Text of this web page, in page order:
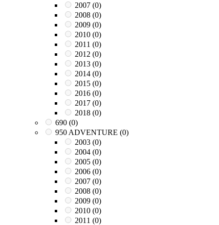
2007 (0)
2008 (0)
2009 (0)
2010 (0)
2011 (0)
2012 (0)
2013 (0)
2014 (0)
2015 (0)
2016 (0)
2017 (0)
2018 (0)
690 (0)
950 ADVENTURE (0)
2003 (0)
2004 (0)
2005 (0)
2006 (0)
2007 (0)
2008 (0)
2009 (0)
2010 (0)
2011 (0)